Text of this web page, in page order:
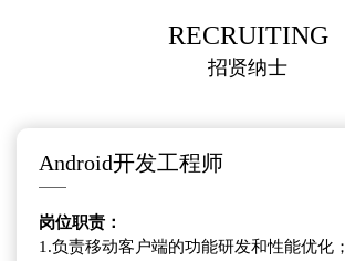
RECRUITING
招贤纳士
Android开发工程师
岗位职责：
1.负责移动客户端的功能研发和性能优化；